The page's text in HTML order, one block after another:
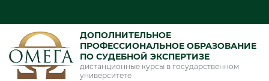
ДОПОЛНИТЕЛЬНОЕ
ПРОФЕССИОНАЛЬНОЕ ОБРАЗОВАНИЕ
ПО СУДЕБНОЙ ЭКСПЕРТИЗЕ
дистанционные курсы в государственном
университете